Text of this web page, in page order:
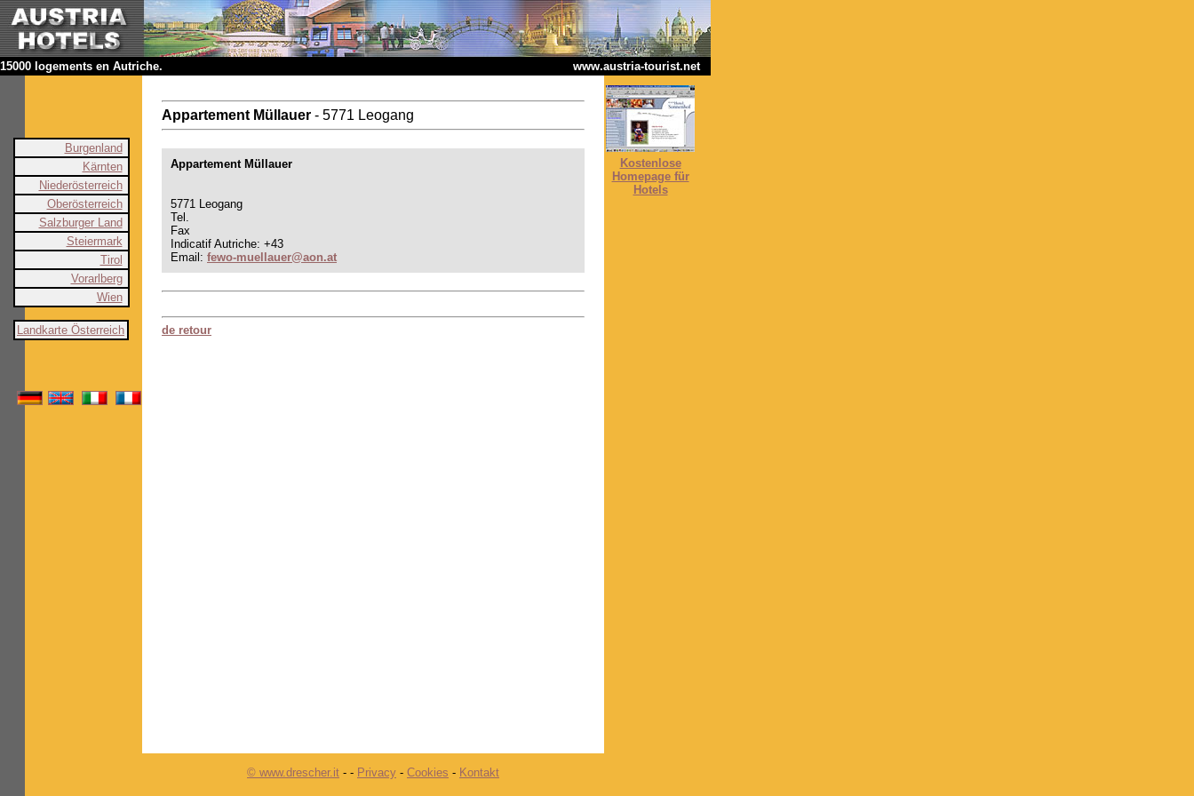
15000 logements en Autriche. www.austria-tourist.net
Burgenland
Kärnten
Niederösterreich
Oberösterreich
Salzburger Land
Steiermark
Tirol
Vorarlberg
Wien
Landkarte Österreich
Appartement Müllauer - 5771 Leogang
Appartement Müllauer
5771 Leogang
Tel.
Fax
Indicatif Autriche: +43
Email: fewo-muellauer@aon.at
de retour
Kostenlose
Homepage für
Hotels
© www.drescher.it - - Privacy - Cookies - Kontakt